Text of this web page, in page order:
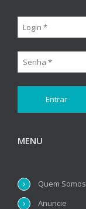
MENU
Quem Somos
Anuncie